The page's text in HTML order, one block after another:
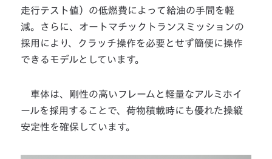
走行テスト値）の低燃費によって給油の手間を軽
減。さらに、オートマチックトランスミッションの
採用により、クラッチ操作を必要とせず簡便に操作
できるモデルとしています。
車体は、剛性の高いフレームと軽量なアルミホイ
ールを採用することで、荷物積載時にも優れた操縦
安定性を確保しています。